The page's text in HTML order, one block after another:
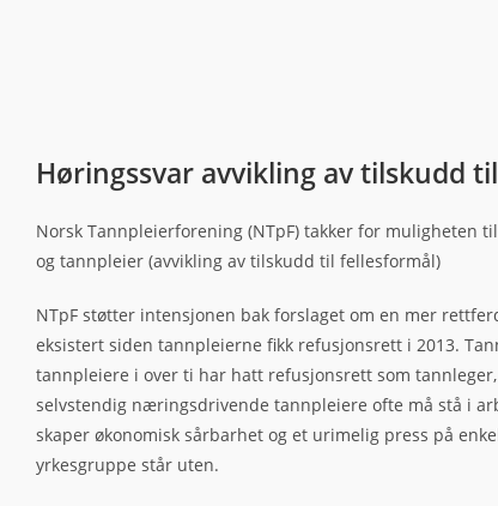
Høringssvar avvikling av tilskudd
Norsk Tannpleierforening (NTpF) takker for muligheten
og tannpleier (avvikling av tilskudd til fellesformål)
NTpF støtter intensjonen bak forslaget om en mer
eksistert siden tannpleierne fikk refusjonsrett i 2013.
tannpleiere i over ti har hatt refusjonsrett som
selvstendig næringsdrivende tannpleiere ofte må stå i
skaper økonomisk sårbarhet og et urimelig press på
yrkesgruppe står uten.